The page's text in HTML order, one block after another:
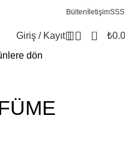
Bülten İletişimSSS
Giriş / Kayıt 0 ₺
dön